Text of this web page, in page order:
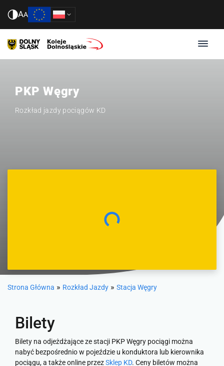
AA
PKP Węgry
Rozkład jazdy pociągów KD
Strona Główna » Rozkład Jazdy » Stacja Węgry
Bilety
Bilety na odjeżdżające ze stacji PKP Węgry pociągi można
nabyć bezpośrednio w pojeździe u konduktora lub kierownika
pociągu, a także online przezSklep KD. Ceny biletów można